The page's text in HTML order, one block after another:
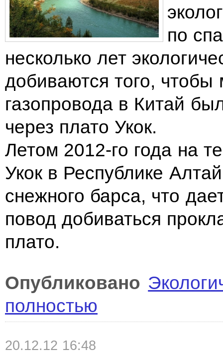
по
несколько лет
добиваются того, чтобы
газопровода в Китай
через плато Укок.
Летом 2012-го года на
Укок в Республике
снежного барса, что
повод добиваться
плато.
Опубликовано
полностью
20.12.12 16:48